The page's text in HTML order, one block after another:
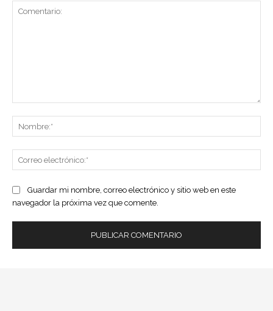
Guardar mi nombre, correo electrónico y sitio web en este
navegador la próxima vez que comente.